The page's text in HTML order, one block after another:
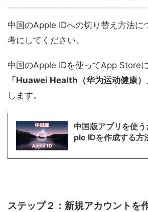
中国のApple IDへの切り替え方法に
考にしてください。
中国のApple IDを使ってApp Store
「Huawei Health（华为运动健康）
します。
中国版アプリを使
ple IDを作成する方
ステップ２：新規アカウントを